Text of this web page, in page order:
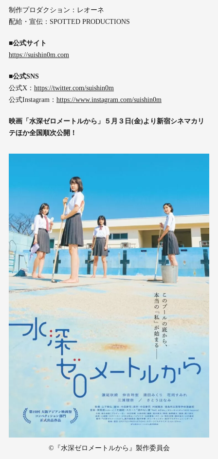
制作プロダクション：レオーネ
配給・宣伝：SPOTTED PRODUCTIONS
■公式サイト
https://suishin0m.com
■公式SNS
公式X： https://twitter.com/suishin0m
公式Instagram： https://www.instagram.com/suishin0m
映画「水深ゼロメートルから」５月３日(金)より新宿シネマカリ
テほか全国順次公開！
©︎『水深ゼロメートルから』製作委員会